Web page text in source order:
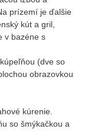
prízemí je ďalšie
kút a gril,
v bazéne s
(dve so
obrazovkou
kúrenie.
so šmýkačkou a